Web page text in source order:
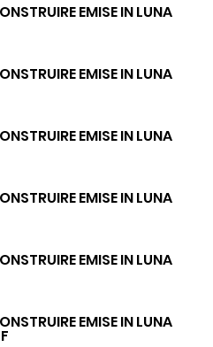
EMISE IN LUNA
EMISE IN LUNA
EMISE IN LUNA
EMISE IN LUNA
EMISE IN LUNA
EMISE IN LUNA